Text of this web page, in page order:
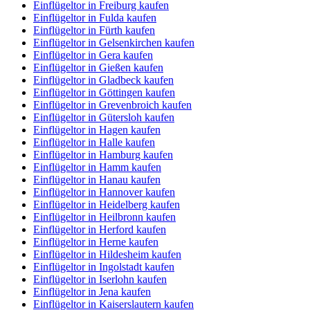
Einflügeltor in Freiburg kaufen
Einflügeltor in Fulda kaufen
Einflügeltor in Fürth kaufen
Einflügeltor in Gelsenkirchen kaufen
Einflügeltor in Gera kaufen
Einflügeltor in Gießen kaufen
Einflügeltor in Gladbeck kaufen
Einflügeltor in Göttingen kaufen
Einflügeltor in Grevenbroich kaufen
Einflügeltor in Gütersloh kaufen
Einflügeltor in Hagen kaufen
Einflügeltor in Halle kaufen
Einflügeltor in Hamburg kaufen
Einflügeltor in Hamm kaufen
Einflügeltor in Hanau kaufen
Einflügeltor in Hannover kaufen
Einflügeltor in Heidelberg kaufen
Einflügeltor in Heilbronn kaufen
Einflügeltor in Herford kaufen
Einflügeltor in Herne kaufen
Einflügeltor in Hildesheim kaufen
Einflügeltor in Ingolstadt kaufen
Einflügeltor in Iserlohn kaufen
Einflügeltor in Jena kaufen
Einflügeltor in Kaiserslautern kaufen